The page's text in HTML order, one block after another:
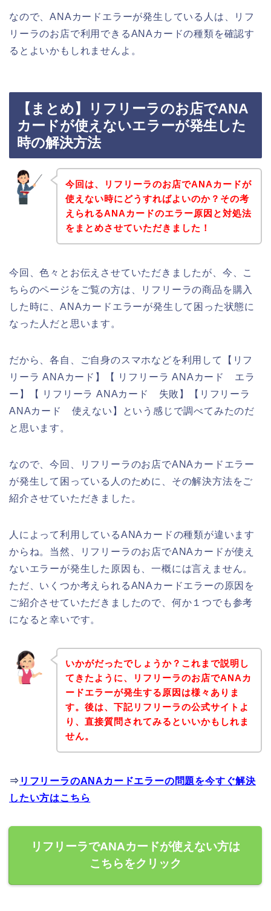
なので、ANAカードエラーが発生している人は、リフ
リーラのお店で利用できるANAカードの種類を確認す
るとよいかもしれませんよ。
【まとめ】リフリーラのお店でANA
カードが使えないエラーが発生した
時の解決方法
今回は、リフリーラのお店でANAカードが
使えない時にどうすればよいのか？その考
えられるANAカードのエラー原因と対処法
をまとめさせていただきました！
今回、色々とお伝えさせていただきましたが、今、こ
ちらのページをご覧の方は、リフリーラの商品を購入
した時に、ANAカードエラーが発生して困った状態に
なった人だと思います。
だから、各自、ご自身のスマホなどを利用して【リフ
リーラ ANAカード】【 リフリーラ ANAカード エラ
ー】【 リフリーラ ANAカード 失敗】【リフリーラ
ANAカード 使えない】という感じで調べてみたのだ
と思います。
なので、今回、リフリーラのお店でANAカードエラー
が発生して困っている人のために、その解決方法をご
紹介させていただきました。
人によって利用しているANAカードの種類が違います
からね。当然、リフリーラのお店でANAカードが使え
ないエラーが発生した原因も、一概には言えません。
ただ、いくつか考えられるANAカードエラーの原因を
ご紹介させていただきましたので、何か１つでも参考
になると幸いです。
いかがだったでしょうか？これまで説明し
てきたように、リフリーラのお店でANAカ
ードエラーが発生する原因は様々ありま
す。後は、下記リフリーラの公式サイトよ
り、直接質問されてみるといいかもしれま
せん。
⇒ リフリーラのANAカードエラーの問題を今すぐ解決
したい方はこちら
リフリーラでANAカードが使えない方は
こちらをクリック